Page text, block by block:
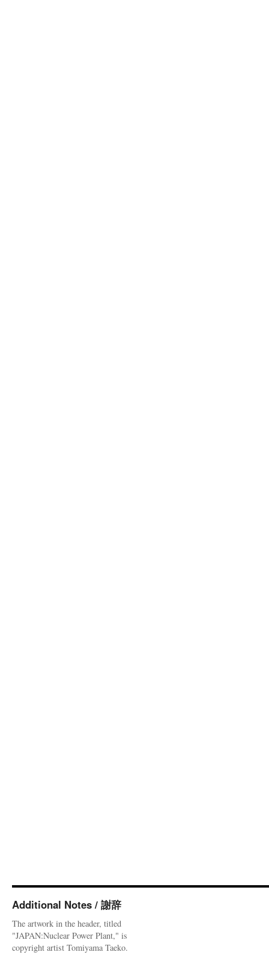
Additional Notes / 謝辞
The artwork in the header, titled
"JAPAN:Nuclear Power Plant," is
copyright artist Tomiyama Taeko.